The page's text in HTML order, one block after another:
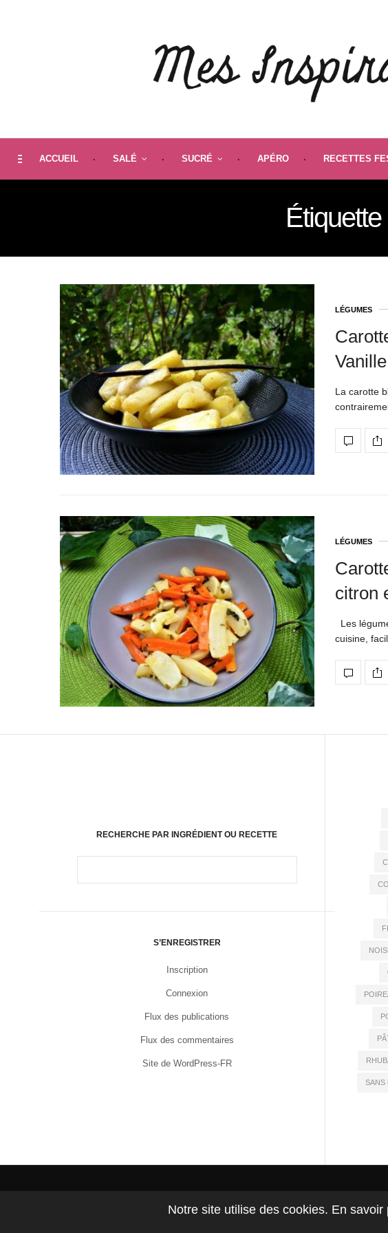
ACCUEIL SALÉ SUCRÉ APÉRO RECETTES
Étiquette
LÉGUMES
Vanille
La carotte
LÉGUMES
citron
Les
cuisine,
RECHERCHE PAR INGRÉDIENT OU RECETTE
S’ENREGISTRER
Inscription
Connexion
Flux des publications
Flux des commentaires
Site de WordPress-FR
SANS
Notre site utilise des cookies. En